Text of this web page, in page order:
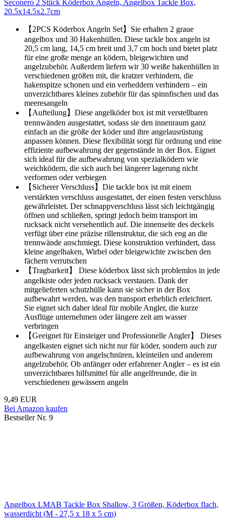
Seconero 2 Stück Köderbox Angeln, Angelbox Tackle Box,
20.5x14.5x2.7cm
【2PCS Köderbox Angeln Set】Sie erhalten 2 graue
angelbox und 30 Hakenhüllen. Diese tackle box angeln ist
20,5 cm lang, 14,5 cm breit und 3,7 cm hoch und bietet platz
für eine große menge an ködern, bleigewichten und
angelzubehör. Außerdem liefern wir 30 weiße hakenhüllen in
verschiedenen größen mit, die kratzer verhindern, die
hakenspitze schonen und ein verheddern verhindern – ein
unverzichtbares kleines zubehör für das spinnfischen und das
meeresangeln
【Aufteilung】Diese angelköder box ist mit verstellbaren
trennwänden ausgestattet, sodass sie den innenraum ganz
einfach an die größe der köder und ihre angelausrüstung
anpassen können. Diese flexibilität sorgt für ordnung und eine
effiziente aufbewahrung der gegenstände in der Box. Eignet
sich ideal für die aufbewahrung von spezialködern wie
weichködern, die sich auch bei längerer lagerung nicht
verformen oder verbiegen
【Sicherer Verschluss】Die tackle box ist mit einem
verstärkten verschluss ausgestattet, der einen festen verschluss
gewährleistet. Der schnappverschluss lässt sich leichtgängig
öffnen und schließen, springt jedoch beim transport im
rucksack nicht versehentlich auf. Die innenseite des deckels
verfügt über eine präzise rillenstruktur, die sich eng an die
trennwände anschmiegt. Diese konstruktion verhindert, dass
kleine angelhaken, Wirbel oder bleigewichte zwischen den
fächern verrutschen
【Tragbarkeit】 Diese köderbox lässt sich problemlos in jede
angelkiste oder jeden rucksack verstauen. Dank der
mitgelieferten schutzhülle kann sie sicher in der Box
aufbewahrt werden, was den transport erheblich erleichtert.
Sie eignet sich daher ideal für mobile Angler, die kurze
Ausflüge unternehmen oder längere zeit am wasser
verbringen
【Geeignet für Einsteiger und Professionelle Angler】 Dieses
angelkasten eignet sich nicht nur für köder, sondern auch zur
aufbewahrung von angelschnüren, kleinteilen und anderem
angelzubehör. Ob anfänger oder erfahrener Angler – es ist ein
unverzichtbares hilfsmittel für alle angelfreunde, die in
verschiedenen gewässern angeln
9,49 EUR
Bei Amazon kaufen
Bestseller Nr. 9
Angelbox LMAB Tackle Box Shallow, 3 Größen, Köderbox flach,
wasserdicht (M - 27,5 x 18 x 5 cm)